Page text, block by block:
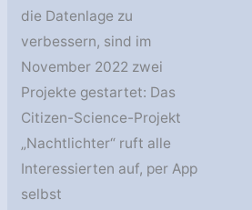
die Datenlage zu
verbessern, sind im
November 2022 zwei
Projekte gestartet: Das
Citizen-Science-Projekt
„Nachtlichter“ ruft alle
Interessierten auf, per App
selbst